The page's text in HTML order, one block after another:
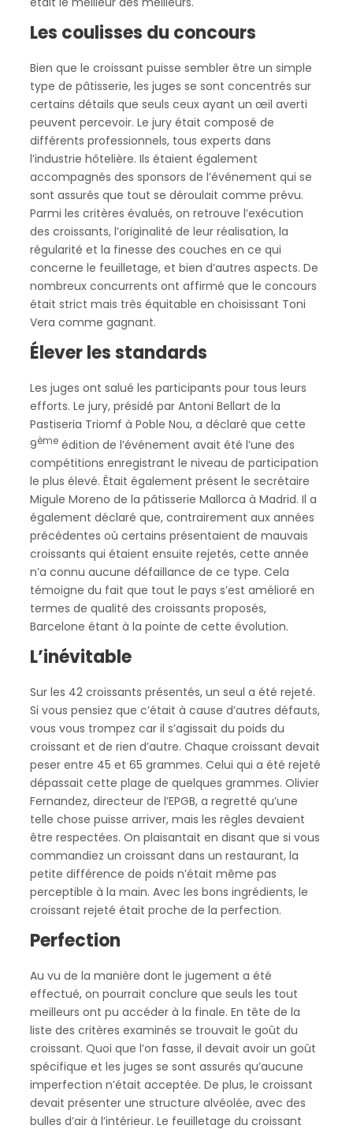
Les coulisses du concours
Bien que le croissant puisse sembler être un simple
type de pâtisserie, les juges se sont concentrés sur
certains détails que seuls ceux ayant un œil averti
peuvent percevoir. Le jury était composé de
différents professionnels, tous experts dans
l’industrie hôtelière. Ils étaient également
accompagnés des sponsors de l’événement qui se
sont assurés que tout se déroulait comme prévu.
Parmi les critères évalués, on retrouve l’exécution
des croissants, l’originalité de leur réalisation, la
régularité et la finesse des couches en ce qui
concerne le feuilletage, et bien d’autres aspects. De
nombreux concurrents ont affirmé que le concours
était strict mais très équitable en choisissant Toni
Vera comme gagnant.
Élever les standards
Les juges ont salué les participants pour tous leurs
efforts. Le jury, présidé par Antoni Bellart de la
Pastiseria Triomf à Poble Nou, a déclaré que cette
9ème édition de l’événement avait été l’une des
compétitions enregistrant le niveau de participation
le plus élevé. Était également présent le secrétaire
Migule Moreno de la pâtisserie Mallorca à Madrid. Il a
également déclaré que, contrairement aux années
précédentes où certains présentaient de mauvais
croissants qui étaient ensuite rejetés, cette année
n’a connu aucune défaillance de ce type. Cela
témoigne du fait que tout le pays s’est amélioré en
termes de qualité des croissants proposés,
Barcelone étant à la pointe de cette évolution.
L’inévitable
Sur les 42 croissants présentés, un seul a été rejeté.
Si vous pensiez que c’était à cause d’autres défauts,
vous vous trompez car il s’agissait du poids du
croissant et de rien d’autre. Chaque croissant devait
peser entre 45 et 65 grammes. Celui qui a été rejeté
dépassait cette plage de quelques grammes. Olivier
Fernandez, directeur de l’EPGB, a regretté qu’une
telle chose puisse arriver, mais les règles devaient
être respectées. On plaisantait en disant que si vous
commandiez un croissant dans un restaurant, la
petite différence de poids n’était même pas
perceptible à la main. Avec les bons ingrédients, le
croissant rejeté était proche de la perfection.
Perfection
Au vu de la manière dont le jugement a été
effectué, on pourrait conclure que seuls les tout
meilleurs ont pu accéder à la finale. En tête de la
liste des critères examinés se trouvait le goût du
croissant. Quoi que l’on fasse, il devait avoir un goût
spécifique et les juges se sont assurés qu’aucune
imperfection n’était acceptée. De plus, le croissant
devait présenter une structure alvéolée, avec des
bulles d’air à l’intérieur. Le feuilletage du croissant